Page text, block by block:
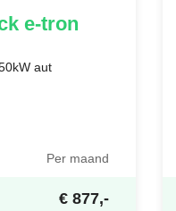
e-tron
aut
Per maand
€ 877,-